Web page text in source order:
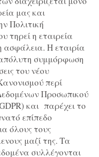
μας και
Πολιτική
τηρεί η εταιρεία
H εταιρία
συμμόρφωση
του νέου
περί
Προσωπικού
και παρέχει το
επίπεδο
όλους τους
μαζί της. Τα
συλλέγονται